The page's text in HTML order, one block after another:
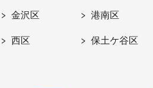
金沢区 港南区
西区 保土ケ谷区